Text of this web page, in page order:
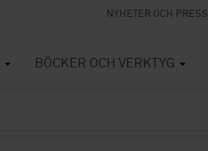
NYHETER OCH PRESS
BÖCKER OCH VERKTYG